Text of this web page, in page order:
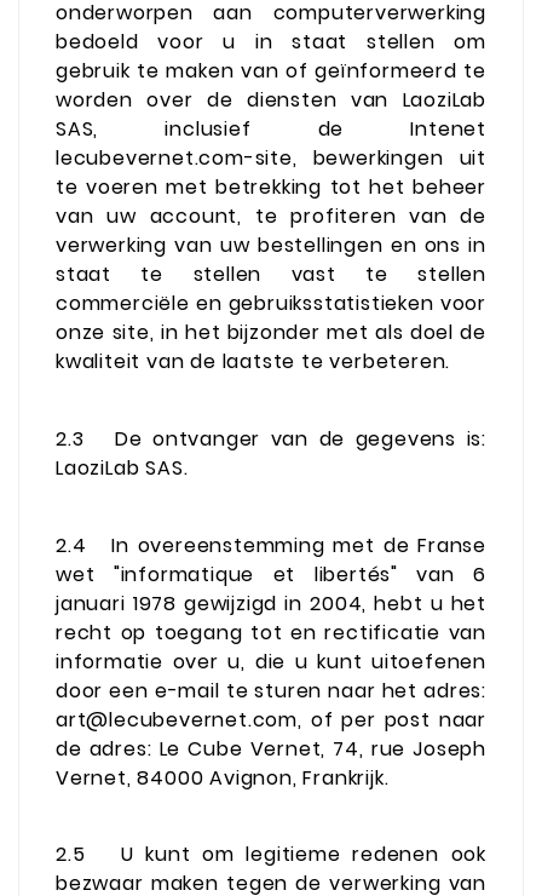
onderworpen aan computerverwerking
bedoeld voor u in staat stellen om
gebruik te maken van of geïnformeerd te
worden over de diensten van LaoziLab
SAS, inclusief de Intenet
lecubevernet.com-site, bewerkingen uit
te voeren met betrekking tot het beheer
van uw account, te profiteren van de
verwerking van uw bestellingen en ons in
staat te stellen vast te stellen
commerciële en gebruiksstatistieken voor
onze site, in het bijzonder met als doel de
kwaliteit van de laatste te verbeteren.
2.3
De ontvanger van de gegevens is:
LaoziLab SAS.
2.4
In overeenstemming met de Franse
wet "informatique et libertés" van 6
januari 1978 gewijzigd in 2004, hebt u het
recht op toegang tot en rectificatie van
informatie over u, die u kunt uitoefenen
door een e-mail te sturen naar het adres:
art@lecubevernet.com, of per post naar
de adres: Le Cube Vernet, 74, rue Joseph
Vernet, 84000 Avignon, Frankrijk.
2.5
U kunt om legitieme redenen ook
bezwaar maken tegen de verwerking van